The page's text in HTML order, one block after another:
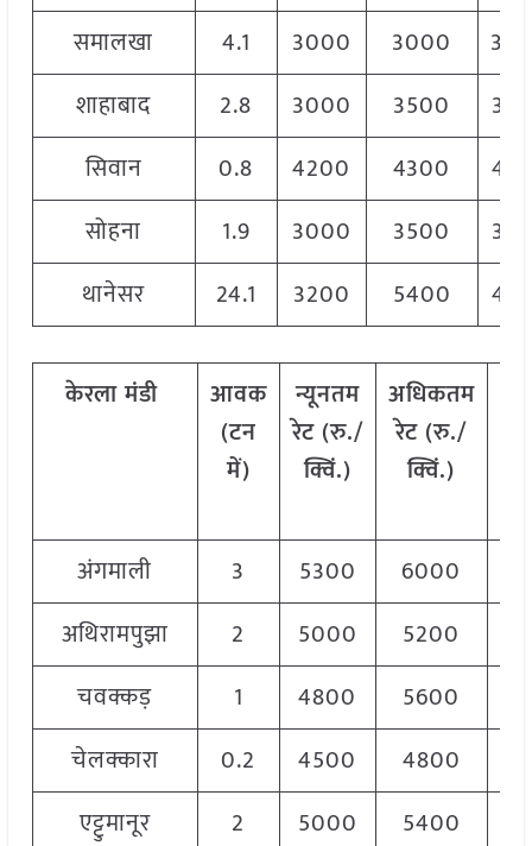
समालखा
4.1 3000 3000
शाहाबाद
2.8 3000 3500
सिवान
0.8 4200 4300
सोहना
1.9 3000 3500
थानेसर
24.1 3200 5400
केरलामंडी
आवक
(टन
में)
न्यूनतम
रेट (रु./
क्विं.)
अधिकतम
रेट (रु./
क्विं.)
अंगमाली
3 5300 6000
अथिरामपुझा
2 5000 5200
चवक्कड़
1 4800 5600
चेलक्कारा
0.2 4500 4800
एट्टुमानूर
2 5000 5400